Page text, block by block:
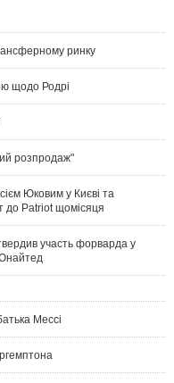
ринку
щодо Родрі
розпродаж"
Юковим у Києві та
до Patriot щомісяця
участь форварда у
Мессі